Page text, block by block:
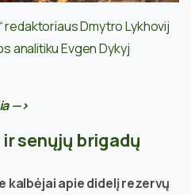
redaktoriaus Dmytro Lykhovij
analitiku Evgen Dykyj
—>
senųjų brigadų
kalbėjai apie didelį rezervų